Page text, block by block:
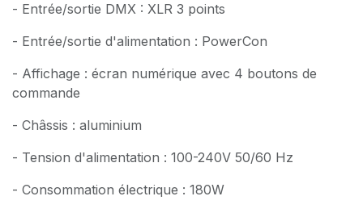
- Entrée/sortie DMX : XLR 3 points
- Entrée/sortie d'alimentation : PowerCon
- Affichage : écran numérique avec 4 boutons de
commande
- Châssis : aluminium
- Tension d'alimentation : 100-240V 50/60 Hz
- Consommation électrique : 180W